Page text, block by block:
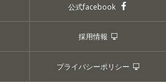
公式facebook
採用情報
プライバシーポリシー